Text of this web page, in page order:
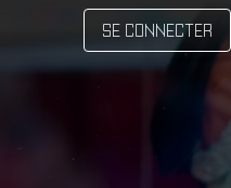
SE CONNECTER